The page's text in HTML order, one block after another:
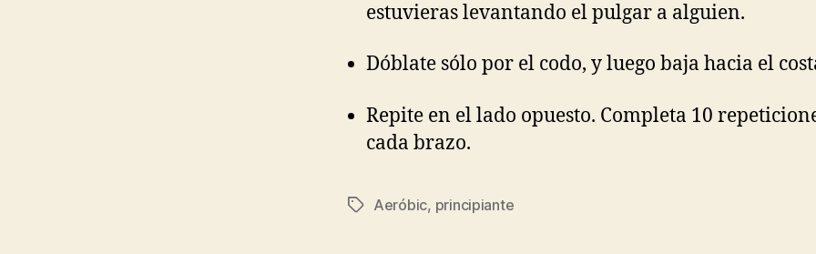
estuvieras levantando el pulgar a alguien.
Dóblate sólo por el codo, y luego baja hacia el
Repite en el lado opuesto. Completa 10
cada brazo.
Etiquetas
Aeróbic, principiante